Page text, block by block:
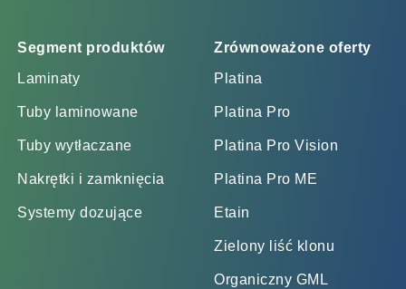
Segment produktów
Laminaty
Tuby laminowane
Tuby wytłaczane
Nakrętki i zamknięcia
Systemy dozujące
Zrównoważone oferty
Platina
Platina Pro
Platina Pro Vision
Platina Pro ME
Etain
Zielony liść klonu
Organiczny GML